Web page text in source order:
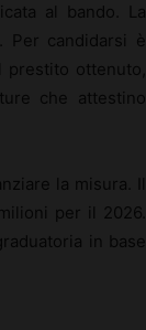
al bando. La
Per candidarsi è
ottenuto,
che attestino
la misura. Il
per il 2026.
in base